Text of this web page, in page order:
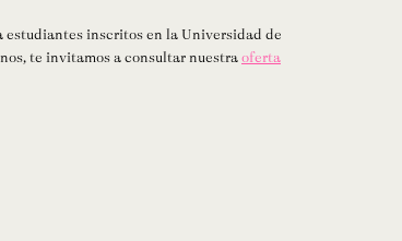
estudiantes inscritos en la Universidad de
te invitamos a consultar nuestraoferta